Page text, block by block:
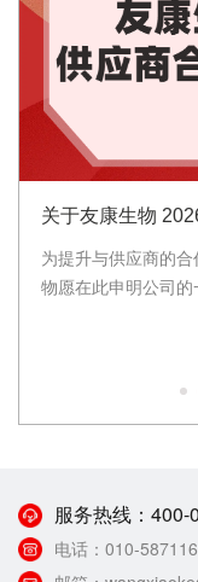
关于友康生物
为提升与供应商的
物愿在此申明公司
请以供应商公司总
商进行内部培训，
服务热线： 400-
电话： 010-